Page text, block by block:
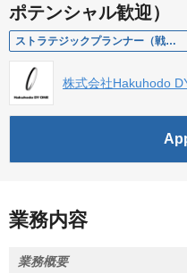
ポテンシャル歓迎）
ストラテジックプランナー（戦略〜実行設計／ポテンシャル歓迎）
株式会社Hakuhodo
業務内容
業務概要